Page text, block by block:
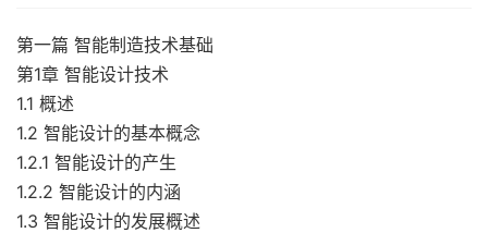
第一篇 智能制造技术基础
第1章 智能设计技术
1.1 概述
1.2 智能设计的基本概念
1.2.1 智能设计的产生
1.2.2 智能设计的内涵
1.3 智能设计的发展概述